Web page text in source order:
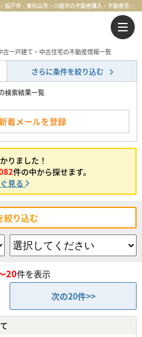
埼玉県 川越市 中古一戸建て・中古住宅｜鶴ヶ島市・坂戸市・東松山市・川越市の不動産購入・不動産売却のことならセンチュリー21明和ハウス
古一戸建て・中古住宅の不動産情報一覧
さらに条件を絞り込む
検索結果一覧
着メールを登録
りました！
件の中から探せます。
見る
絞り込む
20件を表示
次の20件>>